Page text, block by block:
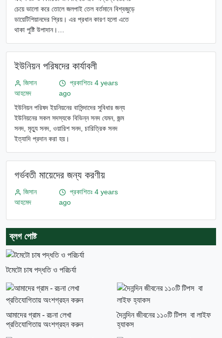
চেয়ে ভালো করে তোলে জলপাই তেল বর্তমানে বিশ্বজুড়ে
ডায়েটিশিয়ানদের প্রিয়। এর প্রধান কারণ হলো এতে
থাকা পুষ্টি উপাদান।…
ইউনিয়ন পরিষদের কার্যাবলী
জিসান
আহমেদ
প্রকাশিতঃ 4 years
ago
ইউনিয়ন পরিষদ ইয়নিয়নের বাসিন্দাদের সুবিধার জন্য
ইউনিয়নের সকল সদস্যকে বিভিন্ন সনদ যেমন, জন্ম
সনদ, মৃত্যু সনদ, ওয়ারিশ সনদ, চারিত্রিক সনদ
ইত্যাদি প্রদান করা হয়।
গর্ভবতী মায়েদের জন্য করণীয়
জিসান
আহমেদ
প্রকাশিতঃ 4 years
ago
ব্লগ পোষ্ট
টমেটো চাষ পদ্ধতি ও পরিচর্যা
আমাদের গ্রাম - রচনা লেখা
প্রতিযোগিতায় অংশগ্রহন করুন
দৈনন্দিন জীবনের ১১০টি টিপস বা লাইফ
হ্যাকস